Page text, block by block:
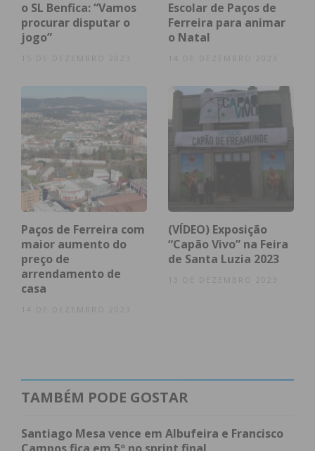
o SL Benfica: “Vamos
procurar disputar o
jogo”
Escolar de Paços de
Ferreira para animar
o Natal
14 DE DEZEMBRO 2023
Paços de Ferreira com
maior aumento do
preço de
arrendamento de
casa
14 DE DEZEMBRO 2023
(VÍDEO) Exposição
“Capão Vivo” na Feira
de Santa Luzia 2023
TAMBÉM PODE GOSTAR
Santiago Mesa vence em Albufeira e Francisco